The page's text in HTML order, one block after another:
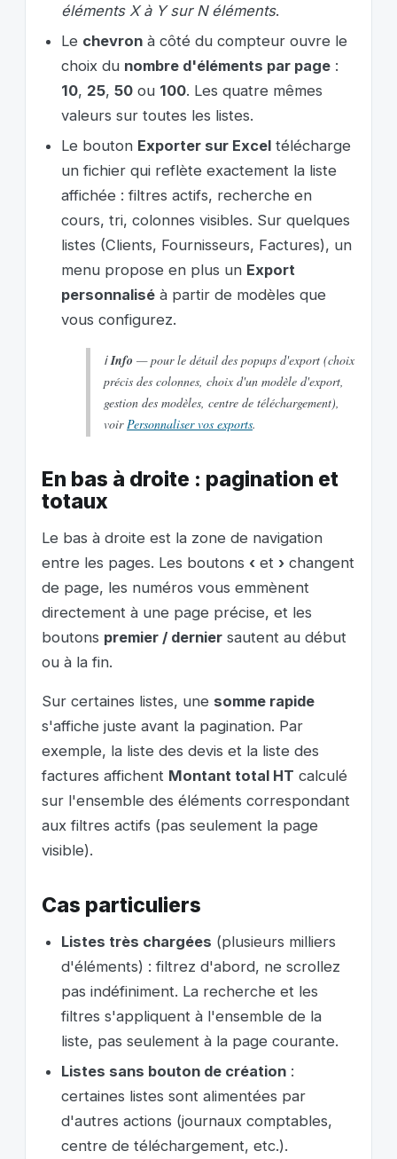
éléments X à Y sur N éléments.
Le chevron à côté du compteur ouvre le
choix du nombre d'éléments par page :
10, 25, 50 ou 100. Les quatre mêmes
valeurs sur toutes les listes.
Le bouton Exporter sur Excel télécharge
un fichier qui reflète exactement la liste
affichée : filtres actifs, recherche en
cours, tri, colonnes visibles. Sur quelques
listes (Clients, Fournisseurs, Factures), un
menu propose en plus un Export
personnalisé à partir de modèles que
vous configurez.
ℹ️Info — pour le détail des popups d'export (choix
précis des colonnes, choix d'un modèle d'export,
gestion des modèles, centre de téléchargement),
voir Personnaliser vos exports.
En bas à droite : pagination et
totaux
Le bas à droite est la zone de navigation
entre les pages. Les boutons ‹ et › changent
de page, les numéros vous emmènent
directement à une page précise, et les
boutons premier / dernier sautent au début
ou à la fin.
Sur certaines listes, une somme rapide
s'affiche juste avant la pagination. Par
exemple, la liste des devis et la liste des
factures affichent Montant total HT calculé
sur l'ensemble des éléments correspondant
aux filtres actifs (pas seulement la page
visible).
Cas particuliers
Listes très chargées (plusieurs milliers
d'éléments) : filtrez d'abord, ne scrollez
pas indéfiniment. La recherche et les
filtres s'appliquent à l'ensemble de la
liste, pas seulement à la page courante.
Listes sans bouton de création :
certaines listes sont alimentées par
d'autres actions (journaux comptables,
centre de téléchargement, etc.).